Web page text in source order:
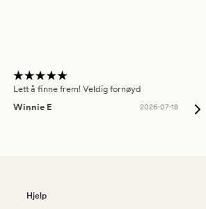
Lett å finne frem! Veldig fornøyd
Winnie E
2026-07-18
Hjelp